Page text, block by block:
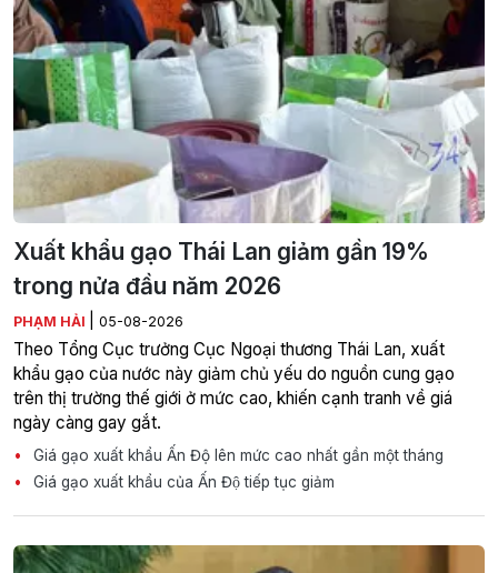
Xuất khẩu gạo Thái Lan giảm gần 19%
trong nửa đầu năm 2026
PHẠM HẢI 05-08-2026
Theo Tổng Cục trưởng Cục Ngoại thương Thái Lan, xuất
khẩu gạo của nước này giảm chủ yếu do nguồn cung gạo
trên thị trường thế giới ở mức cao, khiến cạnh tranh về giá
ngày càng gay gắt.
Giá gạo xuất khẩu Ấn Độ lên mức cao nhất gần một tháng
Giá gạo xuất khẩu của Ấn Độ tiếp tục giảm